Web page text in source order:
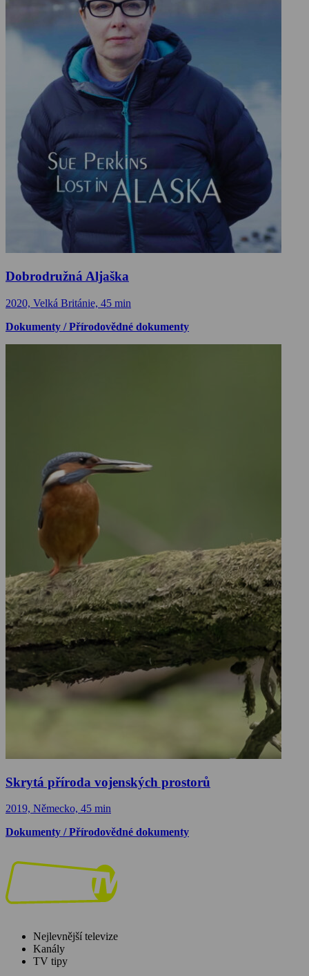
Dobrodružná Aljaška
2020, Velká Británie, 45 min
Dokumenty / Přírodovědné dokumenty
Skrytá příroda vojenských prostorů
2019, Německo, 45 min
Dokumenty / Přírodovědné dokumenty
Nejlevnější televize
Kanály
TV tipy